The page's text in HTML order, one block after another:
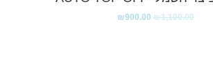
₪1,100.00
₪900.00